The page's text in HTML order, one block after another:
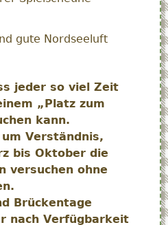
gute Nordseeluft
jeder so viel Zeit
„Platz zum
kann.
Verständnis,
bis Oktober die
versuchen ohne
Brückentage
nach Verfügbarkeit